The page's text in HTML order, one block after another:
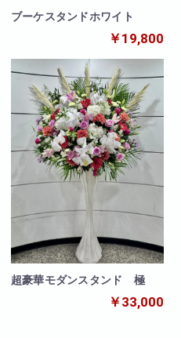
ブーケスタンドホワイト
￥19,800
超豪華モダンスタンド 極
￥33,000